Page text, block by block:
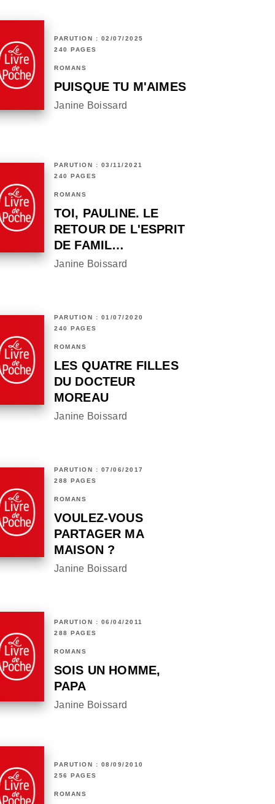
PARUTION : 02/07/2025
240 PAGES
ROMANS
PUISQUE TU M'AIMES
Janine Boissard
PARUTION : 03/11/2021
240 PAGES
ROMANS
TOI, PAULINE. LE
RETOUR DE L'ESPRIT
DE FAMIL…
Janine Boissard
PARUTION : 01/07/2020
240 PAGES
ROMANS
LES QUATRE FILLES
DU DOCTEUR
MOREAU
Janine Boissard
PARUTION : 07/06/2017
288 PAGES
ROMANS
VOULEZ-VOUS
PARTAGER MA
MAISON ?
Janine Boissard
PARUTION : 06/04/2011
288 PAGES
ROMANS
SOIS UN HOMME,
PAPA
Janine Boissard
PARUTION : 08/09/2010
256 PAGES
ROMANS